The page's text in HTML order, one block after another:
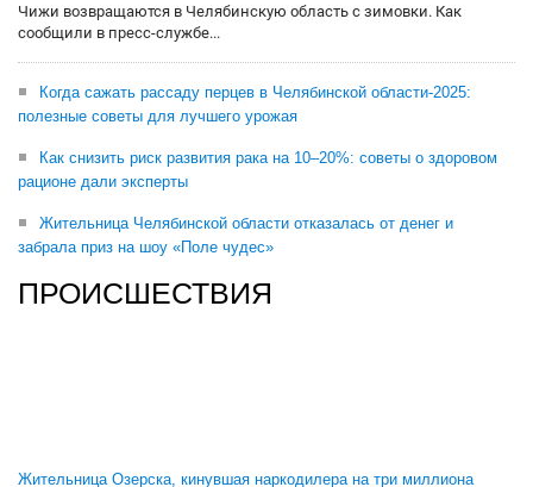
Чижи возвращаются в Челябинскую область с зимовки. Как
сообщили в пресс-службе...
Когда сажать рассаду перцев в Челябинской области-2025:
полезные советы для лучшего урожая
Как снизить риск развития рака на 10–20%: советы о здоровом
рационе дали эксперты
Жительница Челябинской области отказалась от денег и
забрала приз на шоу «Поле чудес»
ПРОИСШЕСТВИЯ
Жительница Озерска, кинувшая наркодилера на три миллиона